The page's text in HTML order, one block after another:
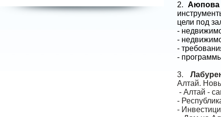
2. Аюпова
цели под
-
-
-
-
3.
Алтай.
- Алтай -
-
-